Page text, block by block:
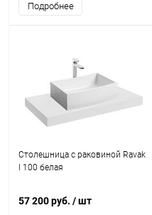
Подробнее
Столешница с раковиной Ravak
I 100 белая
57 200 руб. / шт